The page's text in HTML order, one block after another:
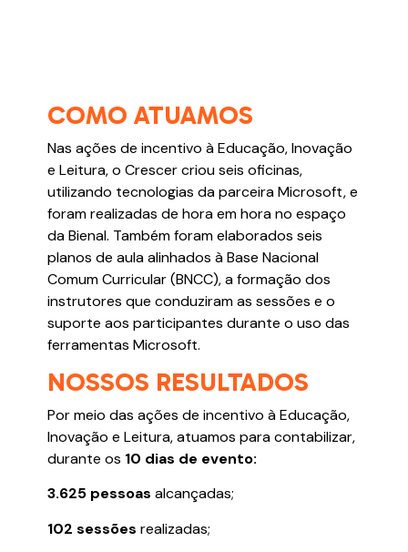
COMO ATUAMOS
Nas ações de incentivo à Educação, Inovação
e Leitura, o Crescer criou seis oficinas,
utilizando tecnologias da parceira Microsoft, e
foram realizadas de hora em hora no espaço
da Bienal. Também foram elaborados seis
planos de aula alinhados à Base Nacional
Comum Curricular (BNCC), a formação dos
instrutores que conduziram as sessões e o
suporte aos participantes durante o uso das
ferramentas Microsoft.
NOSSOS RESULTADOS
Por meio das ações de incentivo à Educação,
Inovação e Leitura, atuamos para contabilizar,
durante os 10 dias de evento:
3.625 pessoas alcançadas;
102 sessões realizadas;